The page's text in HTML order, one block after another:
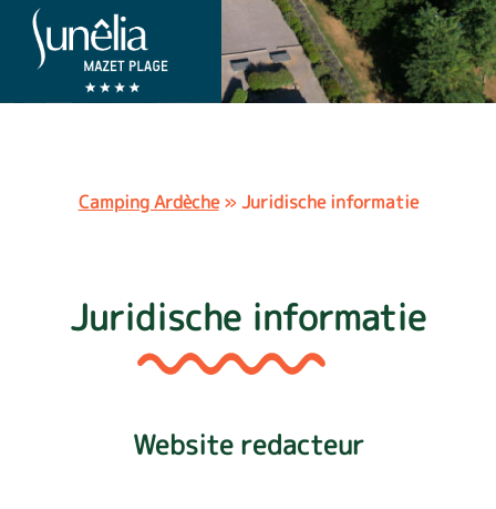
Camping Ardèche» Juridische informatie
Juridische informatie
Website redacteur